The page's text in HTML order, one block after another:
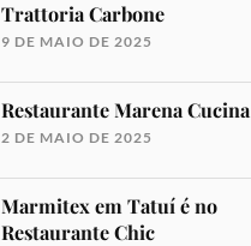
Trattoria Carbone
9 DE MAIO DE 2025
Restaurante Marena Cucina
2 DE MAIO DE 2025
Marmitex em Tatuí é no
Restaurante Chic